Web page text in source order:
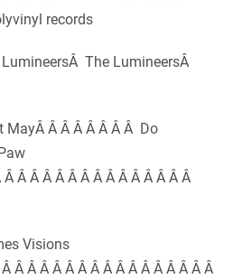
records
The LumineersÂ
MayÂ Â Â Â Â Â Â Â Do
Â Â Â Â Â Â Â Â Â Â Â Â Â Â
Visions
Â Â Â Â Â Â Â Â Â Â Â Â Â Â Â Â